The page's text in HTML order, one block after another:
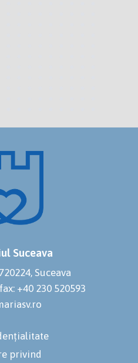
Suceava
Suceava
fax: +40 230 520593
privind